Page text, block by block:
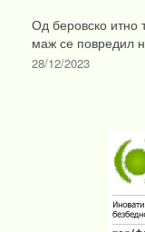
Од беровско итно
маж се повредил
28/12/2023